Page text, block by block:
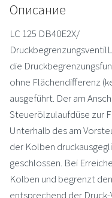
Описание
LC 125 DB40E2X/
die
ohne Flächendifferenz
ausgeführt. Der am
Steuerölzulaufdüse zur
Unterhalb des am
der Kolben
geschlossen. Bei
Kolben und begrenzt
entsprechend der